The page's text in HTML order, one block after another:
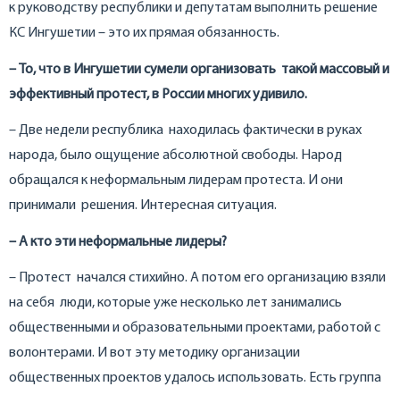
к руководству республики и депутатам выполнить решение
КС Ингушетии – это их прямая обязанность.
– То, что в Ингушетии сумели организовать такой массовый и
эффективный протест, в России многих удивило.
– Две недели республика находилась фактически в руках
народа, было ощущение абсолютной свободы. Народ
обращался к неформальным лидерам протеста. И они
принимали решения. Интересная ситуация.
– А кто эти неформальные лидеры?
– Протест начался стихийно. А потом его организацию взяли
на себя люди, которые уже несколько лет занимались
общественными и образовательными проектами, работой с
волонтерами. И вот эту методику организации
общественных проектов удалось использовать. Есть группа